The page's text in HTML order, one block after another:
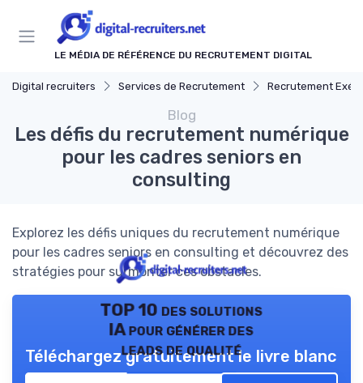
LE MÉDIA DE RÉFÉRENCE DU RECRUTEMENT DIGITAL
Digital recruiters Services de Recrutement Recrutement
Blog
Les défis du recrutement numérique
pour les cadres seniors en
consulting
Explorez les défis uniques du recrutement numérique
pour les cadres seniors en consulting et découvrez des
stratégies pour surmonter ces obstacles.
TOP 10 des solutions
IA pour générer des
leads de qualité
Téléchargez gratuitement le livre blanc
Panneau de gestion des cookies